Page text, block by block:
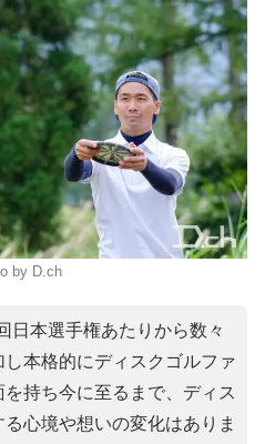
by D.ch
日本選手権あたりから数々
本格的にディスクゴルファ
持ち今に至るまで、ディス
心境や想いの変化はありま